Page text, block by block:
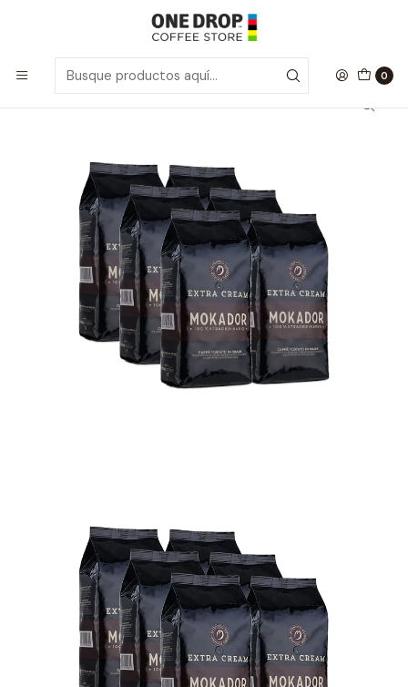
0
Café Grano Entero
CAJA 6un Café Grano Entero Extra Cream 1kg.